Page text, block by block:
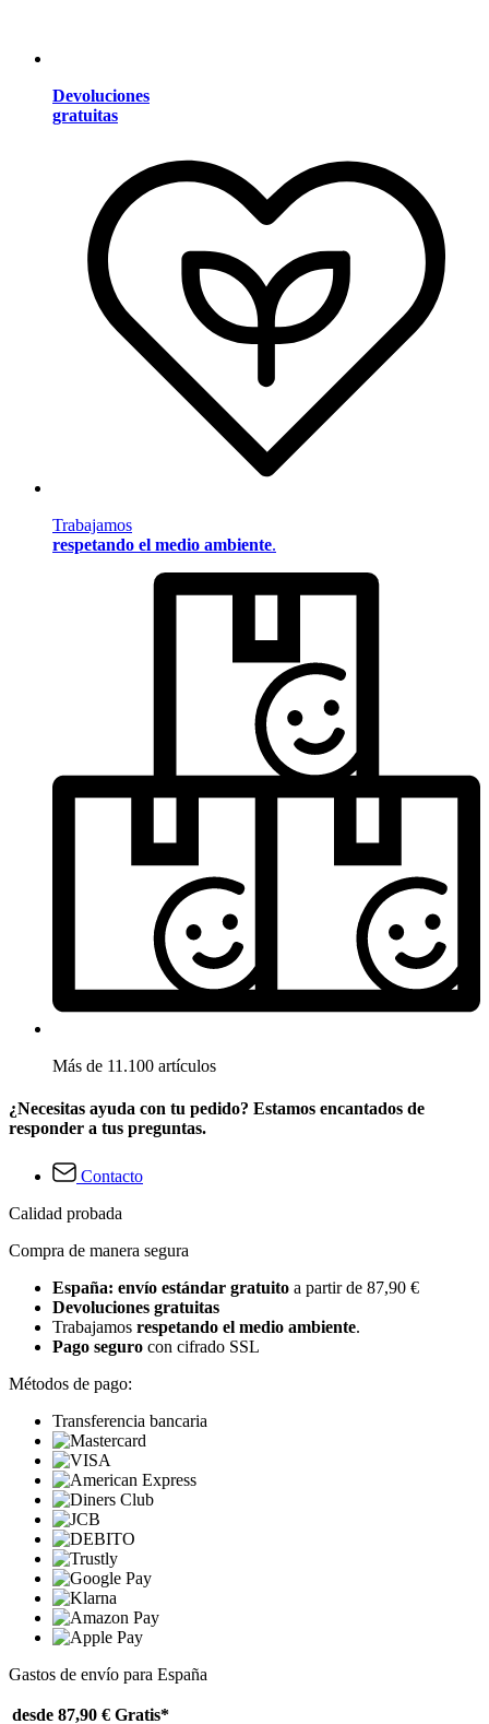
Devoluciones
gratuitas
Trabajamos
respetando el medio ambiente.
Más de 11.100 artículos
¿Necesitas ayuda con tu pedido? Estamos encantados de
responder a tus preguntas.
Contacto
Calidad probada
Compra de manera segura
España: envío estándar gratuito a partir de 87,90 €
Devoluciones gratuitas
Trabajamos respetando el medio ambiente.
Pago seguro con cifrado SSL
Métodos de pago:
Transferencia bancaria
Gastos de envío para España
desde 87,90 € Gratis*